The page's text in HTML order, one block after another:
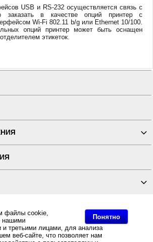
Понятно
файлы cookie,
нашими
и третьими лицами, для анализа
веб-сайте, что позволяет нам
USB и RS-232 осуществляется связь с
заказать в качестве опций принтер с
Wi-Fi 802.11 b/g или Ethernet 10/100.
опций принтер может быть оснащен
этикеток.